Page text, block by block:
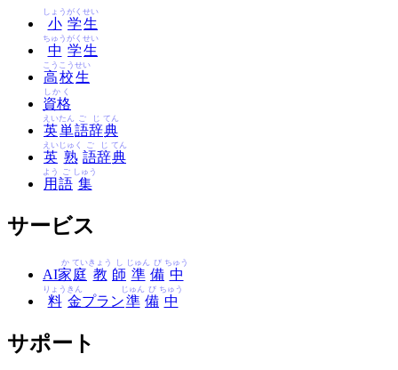
小
しょう
学
がく
生
せい
中
ちゅう
学
がく
生
せい
高
こう
校
こう
生
せい
資格
しかく
英
えい
単
たん
語
ご
辞
じ
典
てん
英
えい
熟
じゅく
語
ご
辞
じ
典
てん
用
よう
語
ご
集
しゅう
サービス
AI家
か
庭
てい
教
きょう
師
し
準
じゅん
備
び
中
ちゅう
料
りょう
金
きん
プラン準
じゅん
備
び
中
ちゅう
サポート